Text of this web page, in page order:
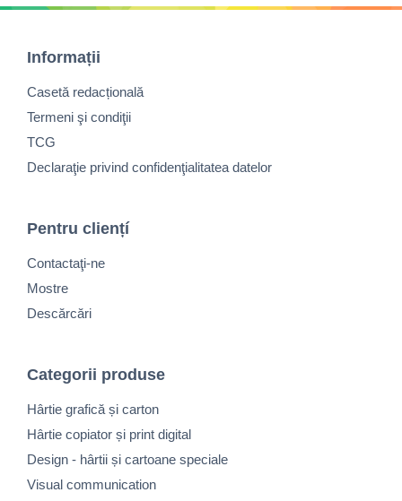
Informații
Casetă redacțională
Termeni şi condiţii
TCG
Declaraţie privind confidenţialitatea datelor
Pentru cliențí
Contactaţi-ne
Mostre
Descărcări
Categorii produse
Hârtie grafică și carton
Hârtie copiator și print digital
Design - hârtii și cartoane speciale
Visual communication